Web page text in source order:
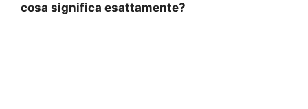
cosa significa esattamente?